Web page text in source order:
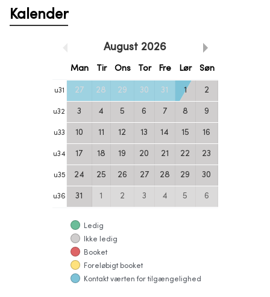
Kalender
August 2026
Man Tir Ons Tor Fre Lør Søn
u31 27 28 29 30 31 1 2
u32 3 4 5 6 7 8 9
u33 10 11 12 13 14 15 16
u34 17 18 19 20 21 22 23
u35 24 25 26 27 28 29 30
u36 31 1 2 3 4 5 6
Ledig
Ikke ledig
Booket
Foreløbigt booket
Kontakt værten for tilgængelighed